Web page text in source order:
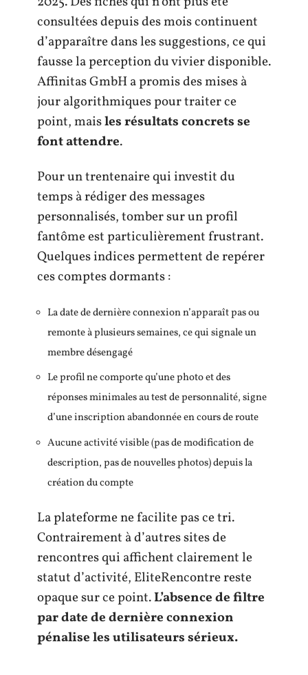
consultées depuis des mois continuent
d’apparaître dans les suggestions, ce qui
fausse la perception du vivier disponible.
Affinitas GmbH a promis des mises à
jour algorithmiques pour traiter ce
point, maisles résultats concrets se
font attendre.
Pour un trentenaire qui investit du
temps à rédiger des messages
personnalisés, tomber sur un profil
fantôme est particulièrement frustrant.
Quelques indices permettent de repérer
ces comptes dormants :
La date de dernière connexion n’apparaît pas ou
remonte à plusieurs semaines, ce qui signale un
membre désengagé
Le profil ne comporte qu’une photo et des
réponses minimales au test de personnalité, signe
d’une inscription abandonnée en cours de route
Aucune activité visible (pas de modification de
description, pas de nouvelles photos) depuis la
création du compte
La plateforme ne facilite pas ce tri.
Contrairement à d’autres sites de
rencontres qui affichent clairement le
statut d’activité, EliteRencontre reste
opaque sur ce point.L’absence de filtre
par date de dernière connexion
pénalise les utilisateurs sérieux.